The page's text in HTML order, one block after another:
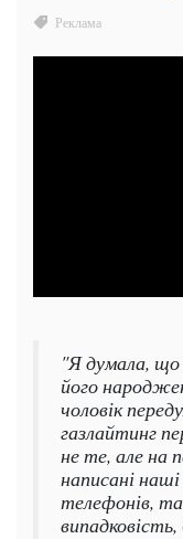
"Я думала, що
його
чоловік
газлайтинг
не те, але на
написані
телефонів,